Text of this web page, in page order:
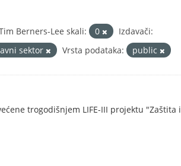
Berners-Lee skali: 0
Izdavači:
sektor Vrsta podataka: public
trogodišnjem LIFE-III projektu "Zaštita i